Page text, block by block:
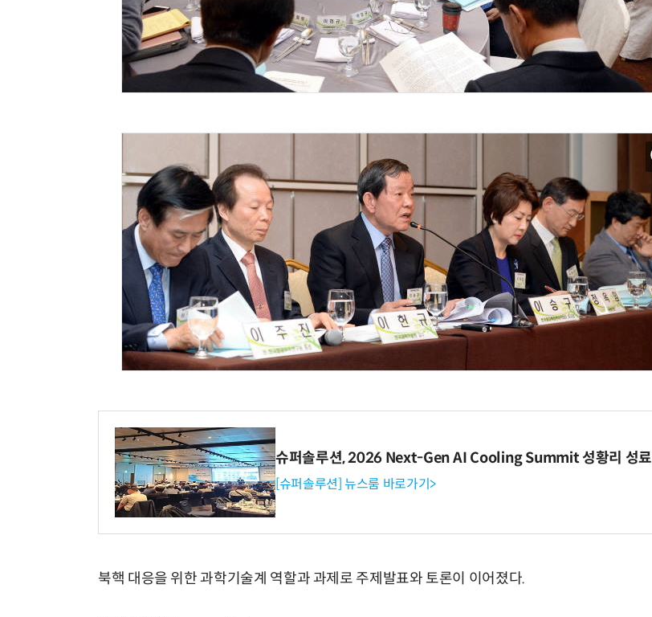
슈퍼솔루션, 2026 Next-Gen AI Cooling Summit 성황리 성료
[슈퍼솔루션] 뉴스룸 바로가기>
북핵 대응을 위한 과학기술계 역할과 과제로 주제발표와 토론이 이어졌다.